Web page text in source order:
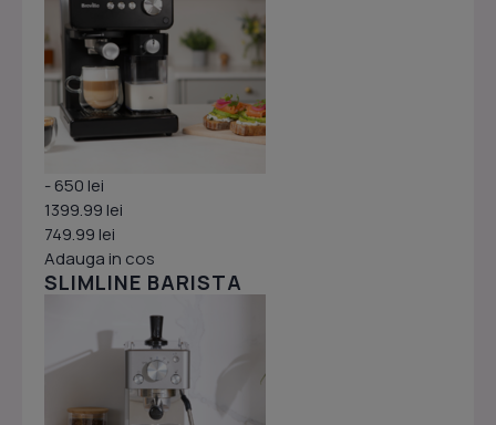
- 650 lei
1399.99 lei
749.99 lei
Adauga in cos
SLIMLINE BARISTA